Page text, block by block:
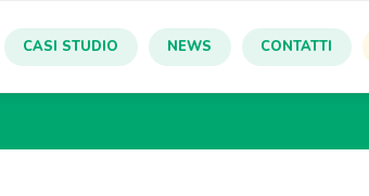
CASI STUDIO NEWS CONTATTI